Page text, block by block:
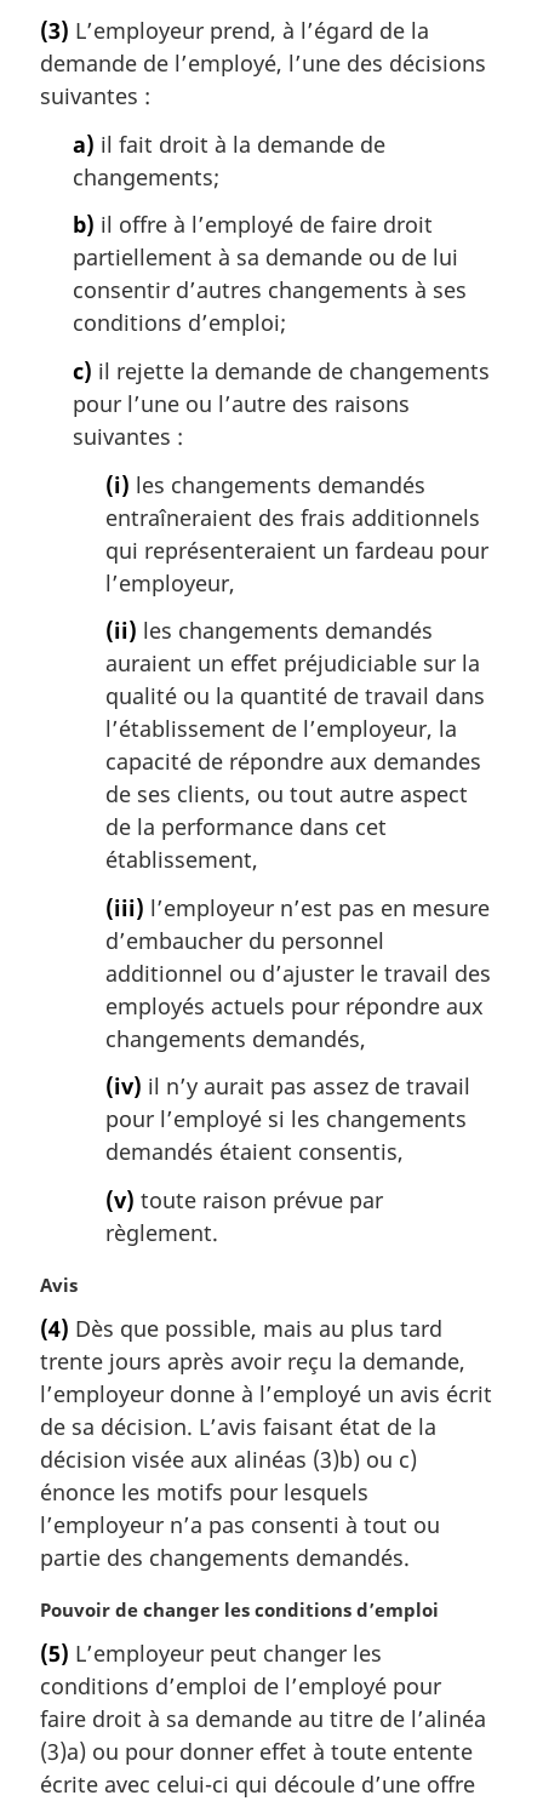
t
e
m
(3) L’employeur prend, à l’égard de la
demande de l’employé, l’une des décisions
suivantes :
a) il fait droit à la demande de
changements;
b) il offre à l’employé de faire droit
partiellement à sa demande ou de lui
consentir d’autres changements à ses
conditions d’emploi;
c) il rejette la demande de changements
pour l’une ou l’autre des raisons
suivantes :
(i) les changements demandés
entraîneraient des frais additionnels
qui représenteraient un fardeau pour
l’employeur,
(ii) les changements demandés
auraient un effet préjudiciable sur la
qualité ou la quantité de travail dans
l’établissement de l’employeur, la
capacité de répondre aux demandes
de ses clients, ou tout autre aspect
de la performance dans cet
établissement,
(iii) l’employeur n’est pas en mesure
d’embaucher du personnel
additionnel ou d’ajuster le travail des
employés actuels pour répondre aux
changements demandés,
(iv) il n’y aurait pas assez de travail
pour l’employé si les changements
demandés étaient consentis,
(v) toute raison prévue par
règlement.
N
t
e
m
a
g
i
n
a
l
e
Avis
(4) Dès que possible, mais au plus tard
trente jours après avoir reçu la demande,
l’employeur donne à l’employé un avis écrit
de sa décision. L’avis faisant état de la
décision visée aux alinéas (3)b) ou c)
énonce les motifs pour lesquels
l’employeur n’a pas consenti à tout ou
partie des changements demandés.
N
t
e
m
a
r
g
Pouvoir de changer les conditions d’emploi
(5) L’employeur peut changer les
conditions d’emploi de l’employé pour
faire droit à sa demande au titre de l’alinéa
(3)a) ou pour donner effet à toute entente
écrite avec celui-ci qui découle d’une offre